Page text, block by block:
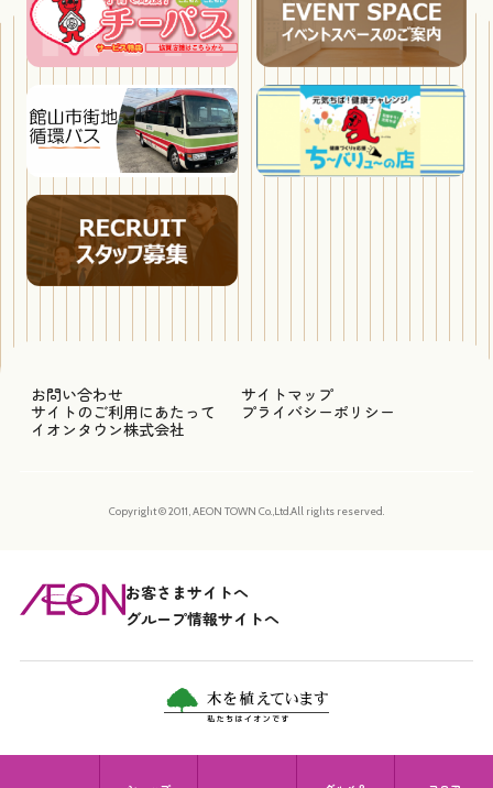
お問い合わせ
サイトマップ
サイトのご利用にあたって
プライバシーポリシー
イオンタウン株式会社
Copyright © 2011, AEON TOWN Co.,Ltd.All rights reserved.
お客さまサイトへ
グループ情報サイトへ